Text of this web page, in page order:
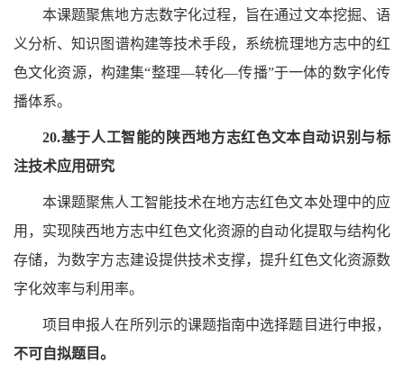
本课题聚焦地方志数字化过程，旨在通过文本挖掘、语
义分析、知识图谱构建等技术手段，系统梳理地方志中的红
色文化资源，构建集“整理—转化—传播”于一体的数字化传
播体系。
20.基于人工智能的陕西地方志红色文本自动识别与标
注技术应用研究
本课题聚焦人工智能技术在地方志红色文本处理中的应
用，实现陕西地方志中红色文化资源的自动化提取与结构化
存储，为数字方志建设提供技术支撑，提升红色文化资源数
字化效率与利用率。
项目申报人在所列示的课题指南中选择题目进行申报，
不可自拟题目。